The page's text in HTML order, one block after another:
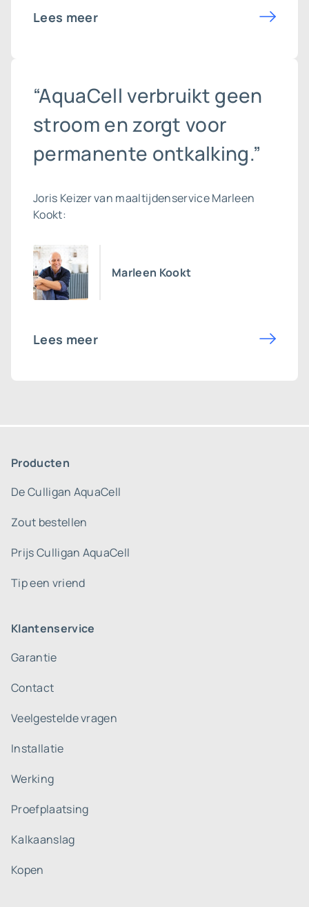
Lees meer
“AquaCell verbruikt geen
stroom en zorgt voor
permanente ontkalking.”
Joris Keizer van maaltijdenservice Marleen
Kookt:
Marleen Kookt
Lees meer
Producten
De Culligan AquaCell
Zout bestellen
Prijs Culligan AquaCell
Tip een vriend
Klantenservice
Garantie
Contact
Veelgestelde vragen
Installatie
Werking
Proefplaatsing
Kalkaanslag
Kopen